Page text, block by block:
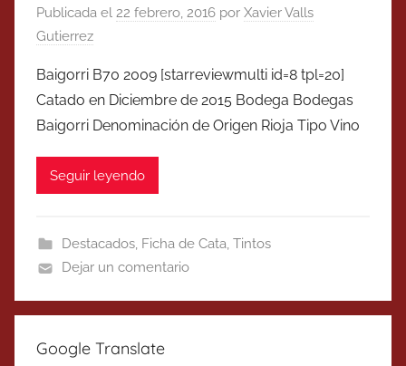
Publicada el 22 febrero, 2016 por Xavier Valls
Gutierrez
Baigorri B70 2009 [starreviewmulti id=8 tpl=20]
Catado en Diciembre de 2015 Bodega Bodegas
Baigorri Denominación de Origen Rioja Tipo Vino
Seguir leyendo
Destacados, Ficha de Cata, Tintos
Dejar un comentario
Google Translate